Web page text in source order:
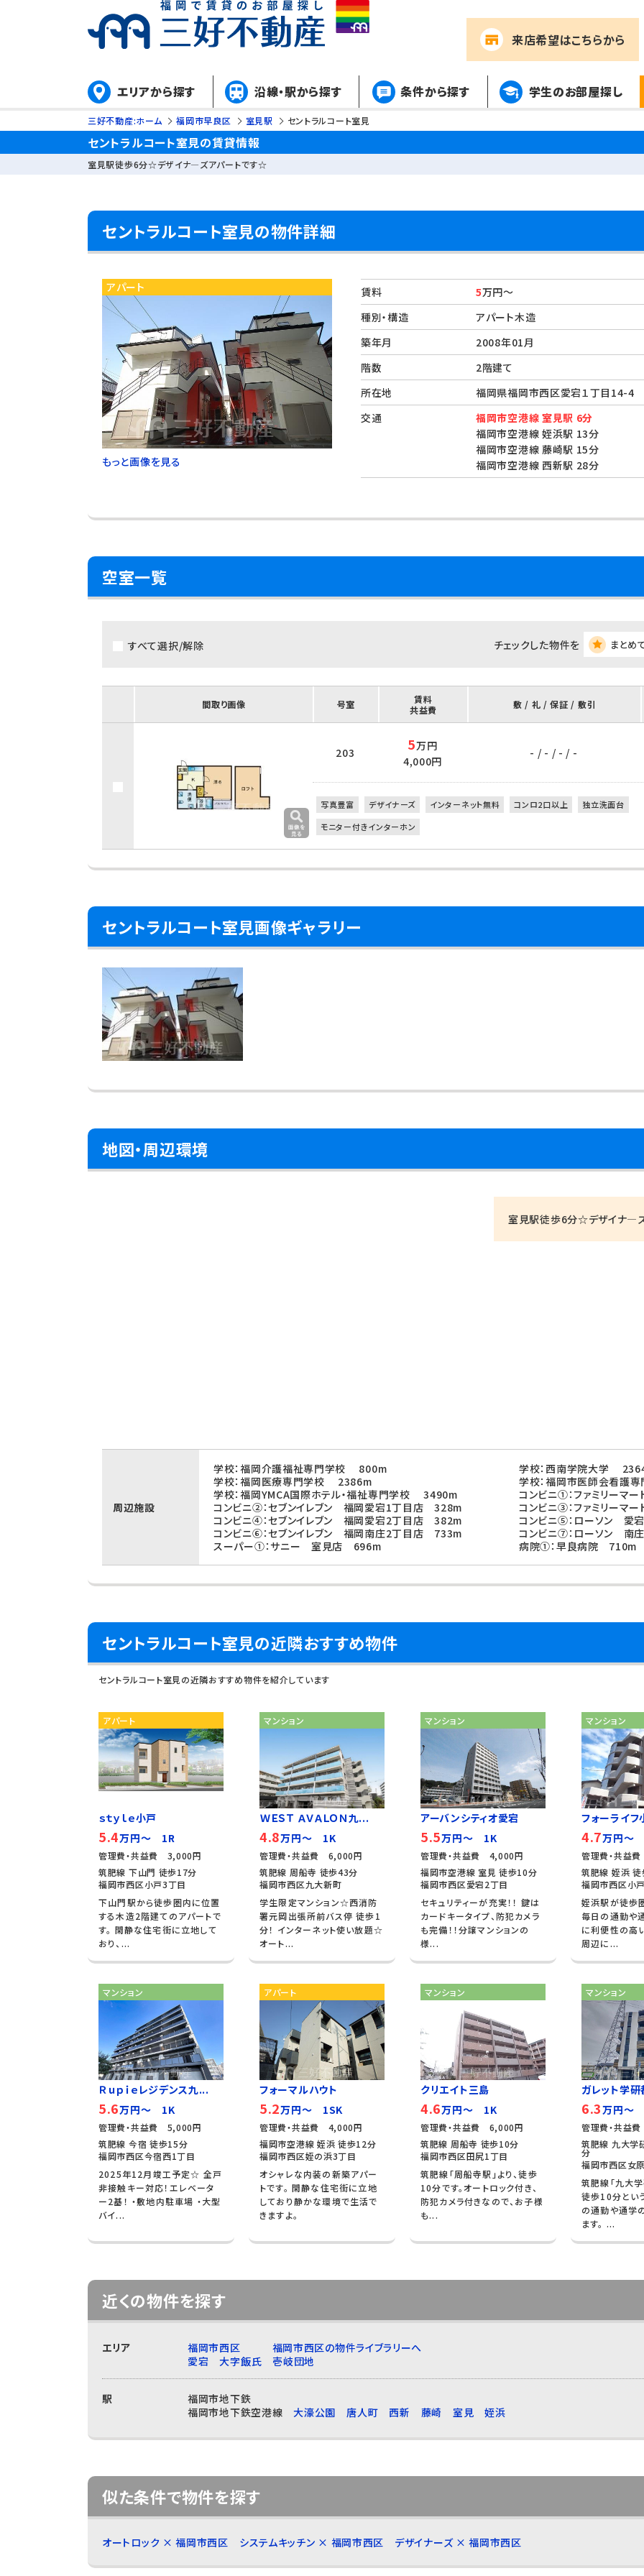
来店希望はこちらから
エリアから探す 沿線・駅から探す 条件から探す 学生のお部屋探し
三好不動産:ホーム 福岡市早良区 室見駅 セントラルコート室見
セントラルコート室見の賃貸情報
室見駅徒歩6分☆デザイナ―ズアパートです☆
セントラルコート室見の物件詳細
アパート
もっと画像を見る
賃料 5万円～
種別・構造
アパート木造
築年月
2008年01月
階数
2階建て
所在地
福岡県福岡市西区愛宕１丁目14-4
交通
福岡市空港線 室見駅 6分
福岡市空港線 姪浜駅 13分
福岡市空港線 藤崎駅 15分
福岡市空港線 西新駅 28分
空室一覧
すべて選択/解除 チェックした物件を まとめ
間取り画像 号室
賃料
共益費
敷 / 礼 / 保証 / 敷引
203 5万円
4,000円
- / - / - / -
写真豊富 デザイナーズ インターネット無料 コンロ2口以上
独立洗面台
モニター付きインターホン
セントラルコート室見画像ギャラリー
地図・周辺環境
室見駅徒歩6分☆デザイナ―
周辺施設
学校：福岡介護福祉専門学校 800m
学校：西南学院大学
学校：福岡医療専門学校 2386m
学校：福岡市医師会看護
学校：福岡YMCA国際ホテル・福祉専門学校 3490m
コンビニ①：ファミリー
コンビニ②：セブンイレブン 福岡愛宕1丁目店 328m
コンビニ③：ファミリー
コンビニ④：セブンイレブン 福岡愛宕2丁目店 382m
コンビニ⑤：ローソン 愛
コンビニ⑥：セブンイレブン 福岡南庄2丁目店 733m
コンビニ⑦：ローソン 南
スーパー①：サニー 室見店 696m
病院①：早良病院 710m
セントラルコート室見の近隣おすすめ物件
セントラルコート室見の近隣おすすめ物件を紹介しています
アパート
ｓｔｙｌｅ小戸
5.4万円～ 1R
管理費・共益費 3,000円
筑肥線 下山門 徒歩17分
福岡市西区小戸3丁目
下山門駅から徒歩圏内に位置
する木造2階建てのアパートで
す。 閑静な住宅街に立地して
おり、...
マンション
ＷＥＳＴ ＡＶＡＬＯＮ九...
4.8万円～ 1K
管理費・共益費 6,000円
筑肥線 周船寺 徒歩43分
福岡市西区九大新町
学生限定マンション☆西消防
署元岡出張所前バス停 徒歩1
分！ インターネット使い放題☆
オート...
マンション
アーバンシティオ愛宕
5.5万円～ 1K
管理費・共益費 4,000円
福岡市空港線 室見 徒歩10分
福岡市西区愛宕2丁目
セキュリティーが充実！！ 鍵は
カードキータイプ、防犯カメラ
も完備！！分譲マンションの
様...
マンション
フォーライフ
4.7万円～
管理費・共益
筑肥線 姪浜
福岡市西区小
姪浜駅が徒歩
毎日の通勤や
に利便性の高
周辺に...
マンション
Ｒｕｐｉｅレジデンス九...
5.6万円～ 1K
管理費・共益費 5,000円
筑肥線 今宿 徒歩15分
福岡市西区今宿西1丁目
2025年12月竣工予定☆ 全戸
非接触キー対応！エレベータ
ー2基！ ・敷地内駐車場 ・大型
バイ...
アパート
フォーマルハウト
5.2万円～ 1SK
管理費・共益費 4,000円
福岡市空港線 姪浜 徒歩12分
福岡市西区姪の浜3丁目
オシャレな内装の新築アパー
トです。 閑静な住宅街に立地
しており静かな環境で生活で
きますよ。
マンション
クリエイト三島
4.6万円～ 1K
管理費・共益費 6,000円
筑肥線 周船寺 徒歩10分
福岡市西区田尻1丁目
筑肥線「周船寺駅」より、徒歩
10分です。オートロック付き、
防犯カメラ付きなので、お子様
も...
マンション
ガレット学
6.3万円～
管理費・共益
筑肥線 九大学
分
福岡市西区女
筑肥線「九大
徒歩10分とい
の通勤や通学
ます。 ...
近くの物件を探す
エリア 福岡市西区
福岡市西区の物件ライブラリーへ
愛宕
大字飯氏 壱岐団地
駅
福岡市地下鉄
福岡市地下鉄空港線
大濠公園 唐人町 西新 藤崎 室見 姪浜
似た条件で物件を探す
オートロック × 福岡市西区 システムキッチン × 福岡市西区 デザイナーズ × 福岡市西区